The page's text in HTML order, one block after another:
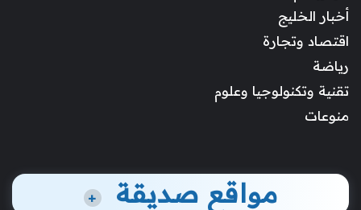
أخبار الخليج
اقتصاد وتجارة
رياضة
تقنية وتكنولوجيا وعلوم
منوعات
مواقع صديقة +